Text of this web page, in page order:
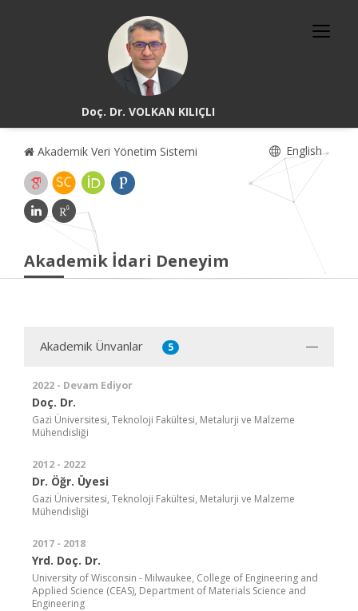
Doç. Dr. VOLKAN KILIÇLI
Akademik Veri Yönetim Sistemi English
Akademik İdari Deneyim
Akademik Ünvanlar 5
2022 - Devam Ediyor
Doç. Dr.
Gazi Üniversitesi, Teknoloji Fakültesi, Metalurji ve Malzeme
Mühendisliği
2012 - 2022
Dr. Öğr. Üyesi
Gazi Üniversitesi, Teknoloji Fakültesi, Metalurji ve Malzeme
Mühendisliği
2017 - 2018
Yrd. Doç. Dr.
University of Wisconsin - Milwaukee, College of Engineering and
Applied Science (CEAS), Department of Materials Science and
Engineering